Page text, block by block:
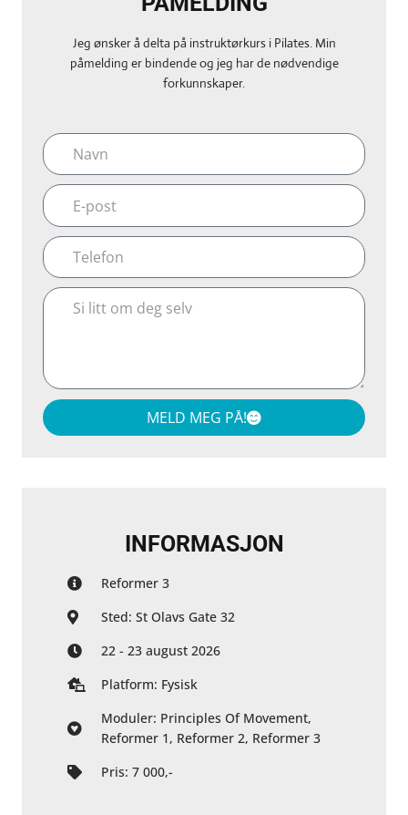
Jeg ønsker å delta på instruktørkurs i Pilates. Min
påmelding er bindende og jeg har de nødvendige
forkunnskaper.
Navn
E-
post
Telefon
Si
selv
MELD MEG PÅ!
INFORMASJON
Reformer 3
Sted: St Olavs Gate 32
22 - 23 august 2026
Platform: Fysisk
Moduler: Principles Of Movement,
Reformer 1, Reformer 2, Reformer 3
Pris: 7 000,-